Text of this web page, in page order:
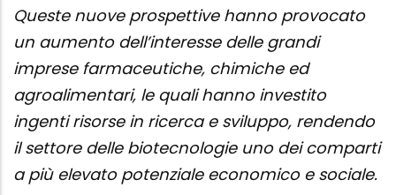
Queste nuove prospettive hanno provocato
un aumento dell’interesse delle grandi
imprese farmaceutiche, chimiche ed
agroalimentari, le quali hanno investito
ingenti risorse in ricerca e sviluppo, rendendo
il settore delle biotecnologie uno dei comparti
a più elevato potenziale economico e sociale.